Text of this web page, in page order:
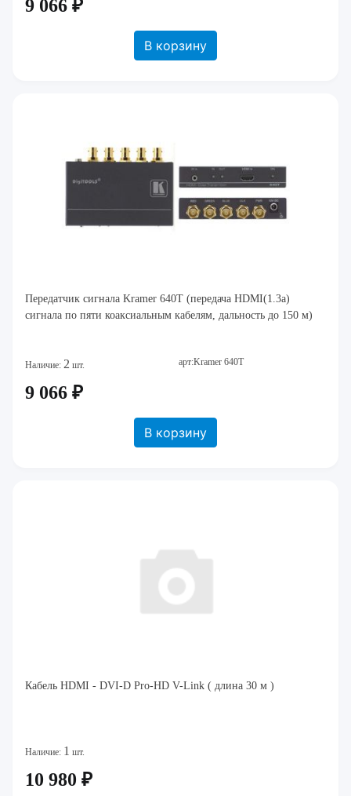
9 066 ₽
В корзину
Передатчик сигнала Kramer 640T (передача HDMI(1.3a)
сигнала по пяти коаксиальным кабелям, дальность до 150 м)
Наличие: 2 шт. арт:Kramer 640T
9 066 ₽
В корзину
Кабель HDMI - DVI-D Pro-HD V-Link ( длина 30 м )
Наличие: 1 шт.
10 980 ₽